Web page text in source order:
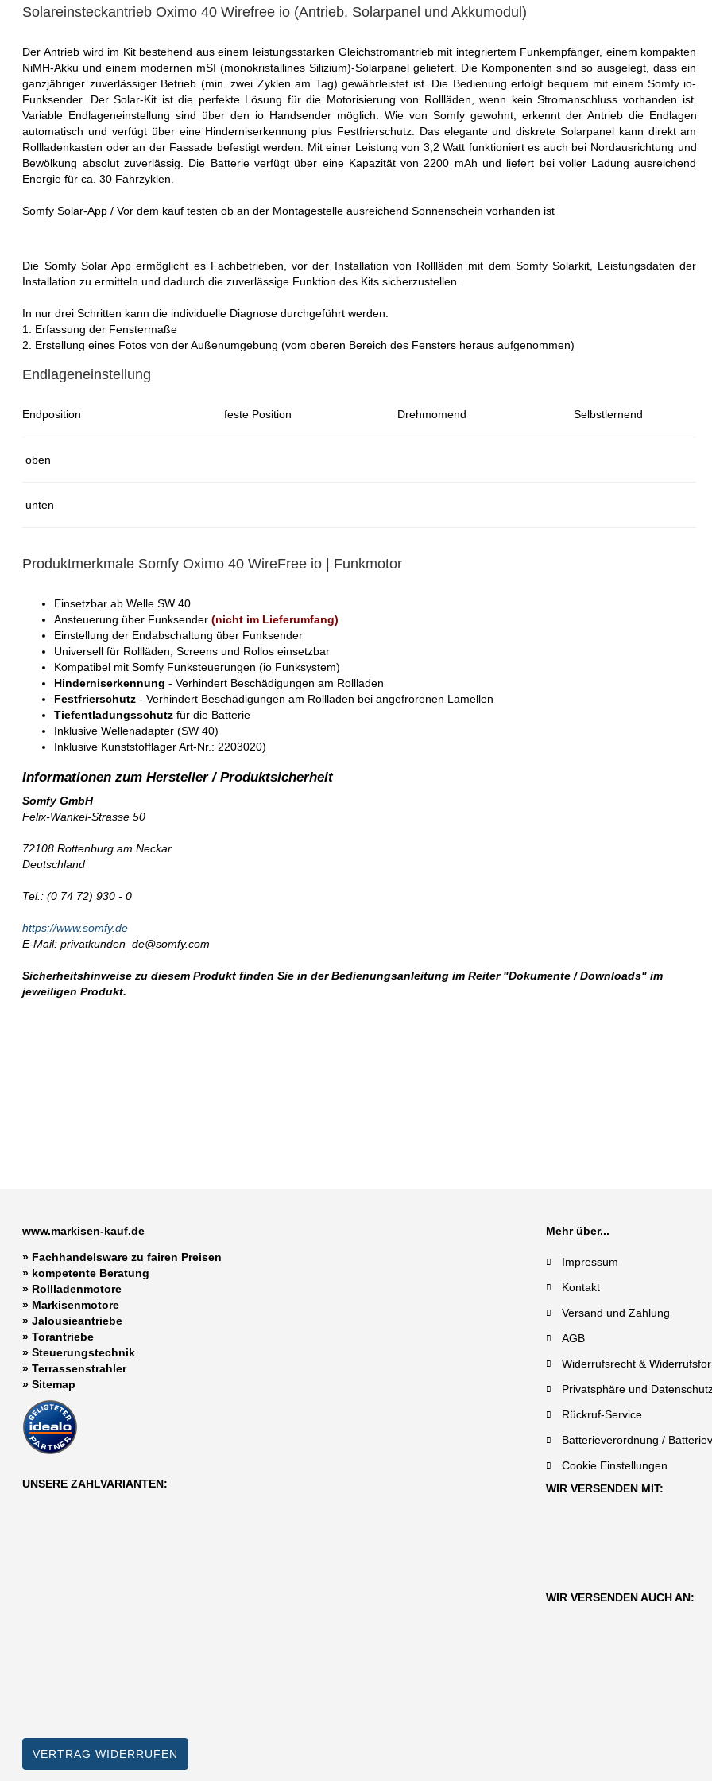
Solareinsteckantrieb Oximo 40 Wirefree io (Antrieb, Solarpanel und Akkumodul)
Der Antrieb wird im Kit bestehend aus einem leistungsstarken Gleichstromantrieb mit integriertem Funkempfänger, einem kompakten
NiMH-Akku und einem modernen mSI (monokristallines Silizium)-Solarpanel geliefert. Die Komponenten sind so ausgelegt, dass ein
ganzjähriger zuverlässiger Betrieb (min. zwei Zyklen am Tag) gewährleistet ist. Die Bedienung erfolgt bequem mit einem Somfy io-
Funksender. Der Solar-Kit ist die perfekte Lösung für die Motorisierung von Rollläden, wenn kein Stromanschluss vorhanden ist.
Variable Endlageneinstellung sind über den io Handsender möglich. Wie von Somfy gewohnt, erkennt der Antrieb die Endlagen
automatisch und verfügt über eine Hinderniserkennung plus Festfrierschutz. Das elegante und diskrete Solarpanel kann direkt am
Rollladenkasten oder an der Fassade befestigt werden. Mit einer Leistung von 3,2 Watt funktioniert es auch bei Nordausrichtung und
Bewölkung absolut zuverlässig. Die Batterie verfügt über eine Kapazität von 2200 mAh und liefert bei voller Ladung ausreichend
Energie für ca. 30 Fahrzyklen.
Somfy Solar-App / Vor dem kauf testen ob an der Montagestelle ausreichend Sonnenschein vorhanden ist
Die Somfy Solar App ermöglicht es Fachbetrieben, vor der Installation von Rollläden mit dem Somfy Solarkit, Leistungsdaten der
Installation zu ermitteln und dadurch die zuverlässige Funktion des Kits sicherzustellen.
In nur drei Schritten kann die individuelle Diagnose durchgeführt werden:
1. Erfassung der Fenstermaße
2. Erstellung eines Fotos von der Außenumgebung (vom oberen Bereich des Fensters heraus aufgenommen)
Endlageneinstellung
Endposition feste Position Drehmomend Selbstlernend
oben
unten
Produktmerkmale Somfy Oximo 40 WireFree io | Funkmotor
Einsetzbar ab Welle SW 40
Ansteuerung über Funksender(nicht im Lieferumfang)
Einstellung der Endabschaltung über Funksender
Universell für Rollläden, Screens und Rollos einsetzbar
Kompatibel mit Somfy Funksteuerungen (io Funksystem)
Hinderniserkennung- Verhindert Beschädigungen am Rollladen
Festfrierschutz- Verhindert Beschädigungen am Rollladen bei angefrorenen Lamellen
Tiefentladungsschutzfür die Batterie
Inklusive Wellenadapter (SW 40)
Inklusive Kunststofflager Art-Nr.: 2203020)
Somfy GmbH
Felix-Wankel-Strasse 50
72108 Rottenburg am Neckar
Deutschland
Tel.: (0 74 72) 930 - 0
https://www.somfy.de
E-Mail: privatkunden_de@somfy.com
Sicherheitshinweise zu diesem Produkt finden Sie in der Bedienungsanleitung im Reiter "Dokumente / Downloads" im
jeweiligen Produkt.
www.markisen-kauf.de
» Fachhandelsware zu fairen Preisen
» kompetente Beratung
» Rollladenmotore
» Markisenmotore
»Jalousieantriebe
»Torantriebe
» Steuerungstechnik
»Terrassenstrahler
»Sitemap
Mehr über...
Impressum
Kontakt
Versand und Zahlung
AGB
Widerrufsrecht &
Privatsphäre und
Rückruf-Service
Batterieverordnung /
Cookie Einstellungen
UNSERE ZAHLVARIANTEN:
WIR VERSENDEN MIT:
WIR VERSENDEN AUCH AN:
VERTRAG WIDERRUFEN